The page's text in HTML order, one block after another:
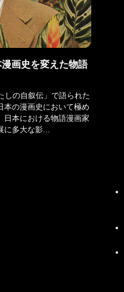
画史を変えた物語
しの自叙伝」で語られた
の漫画史において極め
日本における物語漫画家
に多大な影...